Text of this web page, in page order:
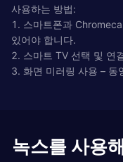
사용하는 방법:
1. 스마트폰과
있어야 합니다.
2. 스마트 TV 선택 및 연
3. 화면 미러링 사용 – 동
녹스를 사용